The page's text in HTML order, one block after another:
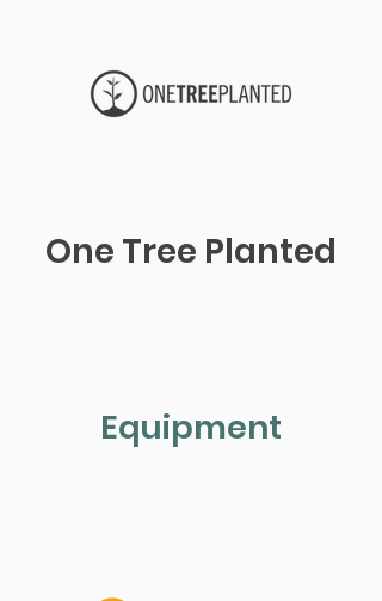
One Tree Planted
Equipment